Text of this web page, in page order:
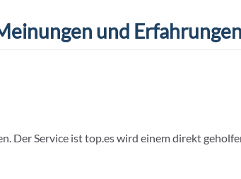
und Erfahrungen
Der Service ist top.es wird einem direkt